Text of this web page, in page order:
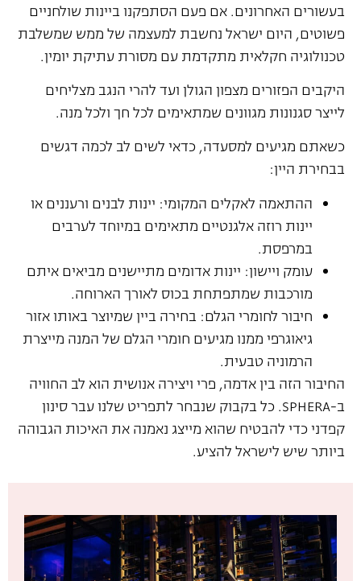
בעשורים האחרונים. אם פעם הסתפקנו ביינות שולחניים
פשוטים, היום ישראל נחשבת למעצמה של ממש שמשלבת
טכנולוגיה חקלאית מתקדמת עם מסורת עתיקת יומין.
היקבים הפזורים מצפון הגולן ועד להרי הנגב מצליחים
לייצר סגנונות מגוונים שמתאימים לכל חך ולכל מנה.
כשאתם מגיעים למסעדה, כדאי לשים לב לכמה דגשים
בבחירת היין:
ההתאמה לאקלים המקומי: יינות לבנים ורעננים או
יינות רוזה אלגנטיים מתאימים במיוחד לערבים
במרפסת.
עומק ויישון: יינות אדומים מתיישנים מביאים איתם
מורכבות שמתפתחת בכוס לאורך הארוחה.
חיבור לחומרי הגלם: בחירה ביין שמיוצר באותו אזור
גיאוגרפי ממנו מגיעים חומרי הגלם של המנה מייצרת
הרמוניה טבעית.
החיבור הזה בין אדמה, פרי ויצירה אנושית הוא לב החוויה
ב-SPHERA. כל בקבוק שנבחר לתפריט שלנו עבר סינון
קפדני כדי להבטיח שהוא מייצג נאמנה את האיכות הגבוהה
ביותר שיש לישראל להציע.